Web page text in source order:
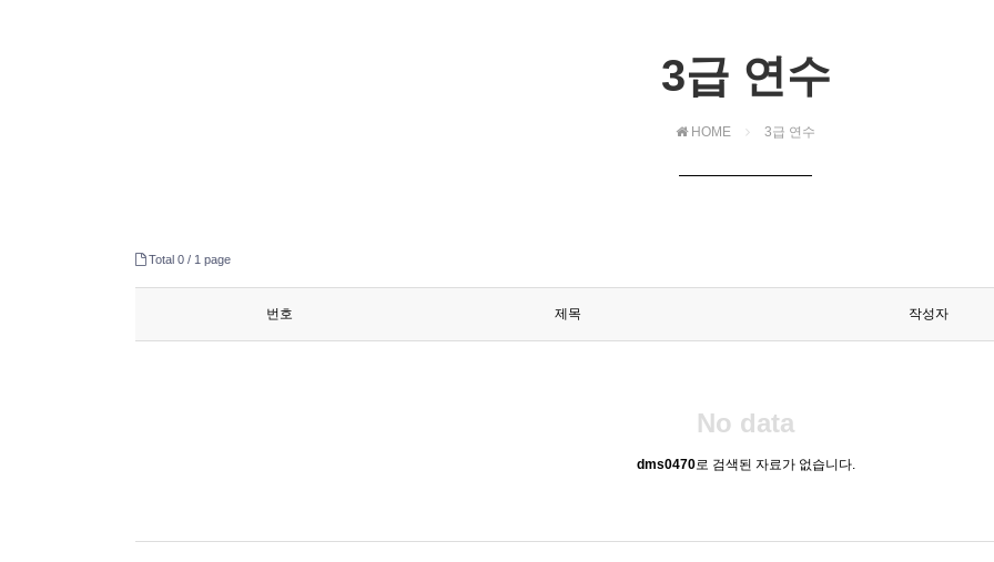
3급 연수
HOME 3급 연수
Total 0 / 1 page
번호 제목 작성자
No data
dms0470로 검색된 자료가 없습니다.